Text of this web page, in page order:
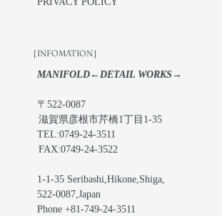
［INFOMATION］
MANIFOLD←DETAIL WORKS→
〒522-0087
滋賀県彦根市芹橋1丁目1-35
TEL:0749-24-3511
FAX:0749-24-3522
1-1-35 Seribashi,Hikone,Shiga,
522-0087,Japan
Phone +81-749-24-3511